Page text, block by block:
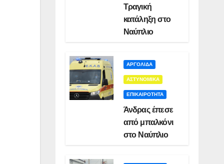
Τραγική
κατάληξη στο
Ναύπλιο
ΑΡΓΟΛΙΔΑ
ΑΣΤΥΝΟΜΙΚΑ
ΕΠΙΚΑΙΡΟΤΗΤΑ
Άνδρας έπεσε
από μπαλκόνι
στο Ναύπλιο